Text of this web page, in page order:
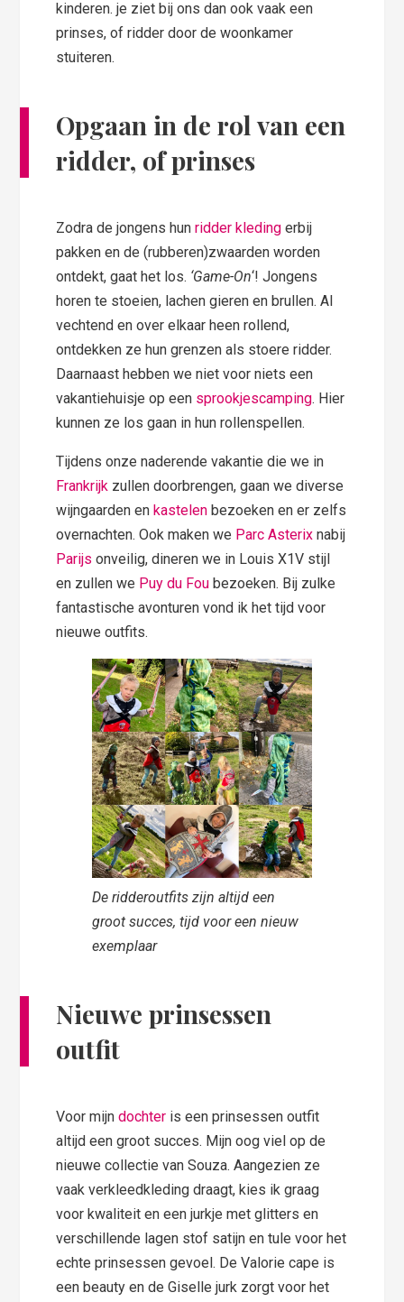
kinderen. je ziet bij ons dan ook vaak een
prinses, of ridder door de woonkamer
stuiteren.
Opgaan in de rol van een
ridder, of prinses
Zodra de jongens hunridder kleding erbij
pakken en de (rubberen)zwaarden worden
ontdekt, gaat het los. ‘Game-On‘! Jongens
horen te stoeien, lachen gieren en brullen. Al
vechtend en over elkaar heen rollend,
ontdekken ze hun grenzen als stoere ridder.
Daarnaast hebben we niet voor niets een
vakantiehuisje op een sprookjescamping. Hier
kunnen ze los gaan in hun rollenspellen.
Tijdens onze naderende vakantie die we in
Frankrijk zullen doorbrengen, gaan we diverse
wijngaarden enkastelen bezoeken en er zelfs
overnachten. Ook maken we Parc Asterixnabij
Parijs onveilig, dineren we in Louis X1V stijl
en zullen we Puy du Foubezoeken. Bij zulke
fantastische avonturen vond ik het tijd voor
nieuwe outfits.
De ridderoutfits zijn altijd een
groot succes, tijd voor een nieuw
exemplaar
Nieuwe prinsessen
outfit
Voor mijndochter is een prinsessen outfit
altijd een groot succes. Mijn oog viel op de
nieuwe collectie van Souza. Aangezien ze
vaak verkleedkleding draagt, kies ik graag
voor kwaliteit en een jurkje met glitters en
verschillende lagen stof satijn en tule voor het
echte prinsessen gevoel. De Valorie cape is
een beauty en de Giselle jurk zorgt voor het